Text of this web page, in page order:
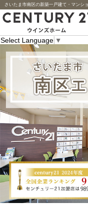
さいたま市南区の新築一戸建て・マンシ
Select Language ▼